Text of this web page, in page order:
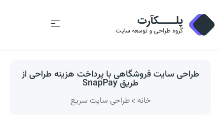
طراحی سایت فروشگاهی با پرداخت هزینه طراحی از
طریق SnapPay
خانه »طراحی سایت سریع